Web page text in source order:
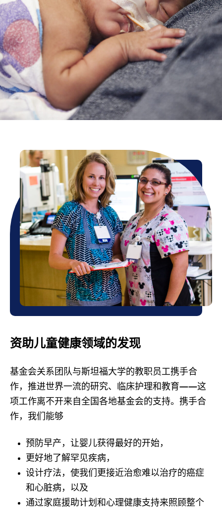
资助儿童健康领域的发现
基金会关系团队与斯坦福大学的教职员工携手合
作，推进世界一流的研究、临床护理和教育——这
项工作离不开来自全国各地基金会的支持。携手合
作，我们能够
预防早产，让婴儿获得最好的开始，
更好地了解罕见疾病，
设计疗法，使我们更接近治愈难以治疗的癌症
和心脏病，以及
通过家庭援助计划和心理健康支持来照顾整个